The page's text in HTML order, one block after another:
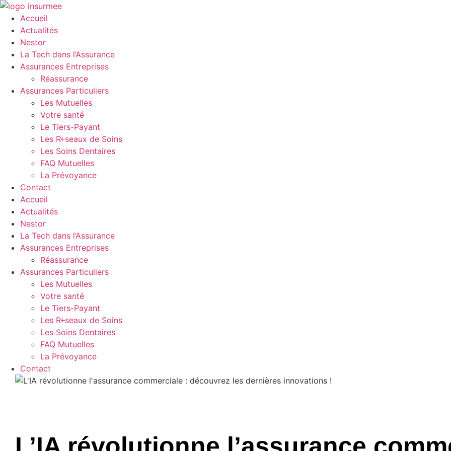
Aller
contenu
Accueil
Actualités
Nestor
La Tech dans l’Assurance
Assurances Entreprises
Réassurance
Assurances Particuliers
Les Mutuelles
Votre santé
Le Tiers-Payant
Les R￩seaux de Soins
Les Soins Dentaires
FAQ Mutuelles
La Prévoyance
Contact
Accueil
Actualités
Nestor
La Tech dans l’Assurance
Assurances Entreprises
Réassurance
Assurances Particuliers
Les Mutuelles
Votre santé
Le Tiers-Payant
Les R￩seaux de Soins
Les Soins Dentaires
FAQ Mutuelles
La Prévoyance
Contact